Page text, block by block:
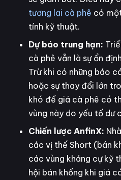
tương lai cà phê có
tính kỹ thuật.
Dự báo trung hạn:
cà phê vẫn là sự ổn
Trừ khi có những báo
hoặc sự thay đổi lớn
khó để giá cà phê có
vùng này do yếu tố dư
Chiến lược AnfinX:
các vị thế Short (bán
các vùng kháng cự kỹ
hội bán khống khi giá